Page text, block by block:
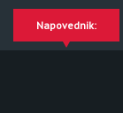
Napovednik:
+ Morywa
(HR), A